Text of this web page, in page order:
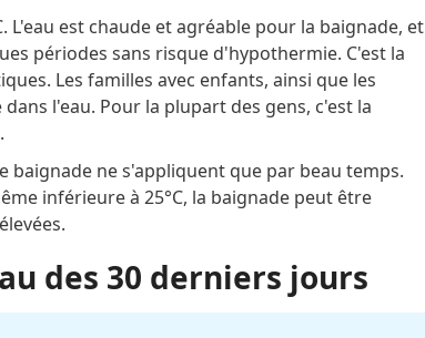
L'eau est chaude et agréable pour la baignade, et
périodes sans risque d'hypothermie. C'est la
Les familles avec enfants, ainsi que les
l'eau. Pour la plupart des gens, c'est la
ne s'appliquent que par beau temps.
inférieure à 25°C, la baignade peut être
des 30 derniers jours